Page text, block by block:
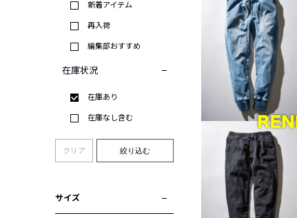
新着アイテム
再入荷
編集部おすすめ
在庫状況
在庫あり
在庫なし含む
クリア 絞り込む
サイズ